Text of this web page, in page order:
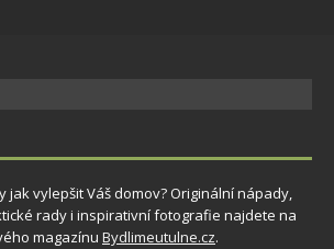
jak vylepšit Váš domov? Originální nápady,
rady i inspirativní fotografie najdete na
magazínu Bydlimeutulne.cz.